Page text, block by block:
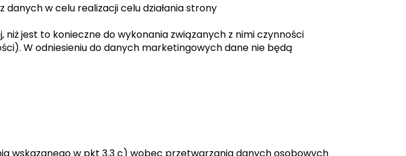
w celu realizacji celu działania strony
jest to konieczne do wykonania związanych z nimi czynności
W odniesieniu do danych marketingowych dane nie będą